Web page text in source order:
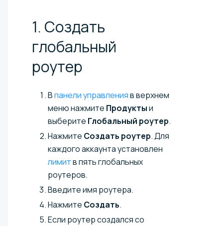
1. Создать
глобальный
роутер
Впанели управленияв верхнем
меню нажмите Продуктыи
выберите Глобальный роутер.
Нажмите Создать роутер. Для
каждого аккаунта установлен
лимитв пять глобальных
роутеров.
Введите имя роутера.
Нажмите Создать.
Если роутер создался со